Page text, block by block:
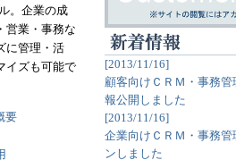
。企業の成
営業・事務な
に管理・活
イズも可能で
要
[2013/11/16]
顧客向けＣＲＭ・事務管
報公開しました
[2013/11/16]
企業向けＣＲＭ・事務
ンしました